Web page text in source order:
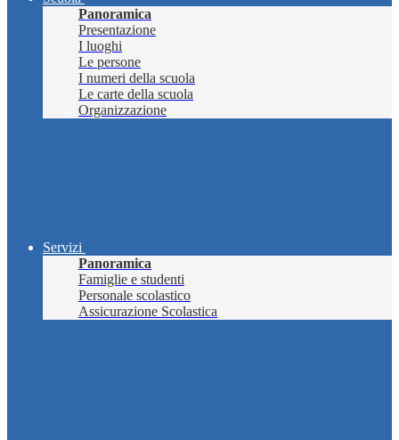
Panoramica
Presentazione
I luoghi
Le persone
I numeri della scuola
Le carte della scuola
Organizzazione
Servizi
Panoramica
Famiglie e studenti
Personale scolastico
Assicurazione Scolastica